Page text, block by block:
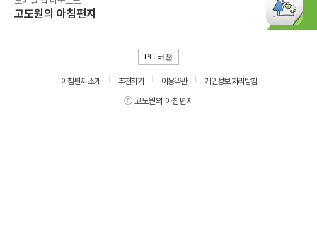
고도원의 아침편지
PC 버전
아침편지 소개 추천하기 이용약관
개인정보 처리방침
ⓒ 고도원의 아침편지